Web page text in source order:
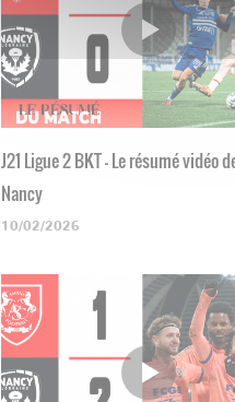
J21 Ligue 2 BKT - Le résumé vidéo
Nancy
10/02/2026